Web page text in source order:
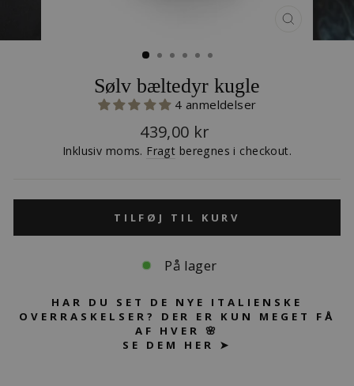
(ESC)
Sølv bæltedyr kugle
4 anmeldelser
Normalpris
439,00 kr
Inklusiv moms. Fragt beregnes i checkout.
TILFØJ TIL KURV
På lager
HAR DU SET DE NYE ITALIENSKE
OVERRASKELSER? DER ER KUN MEGET FÅ
AF HVER 🌸
SE DEM HER ➤